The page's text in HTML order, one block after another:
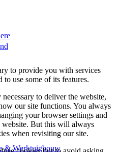
& Werktuigbouw
to provide you with services
use some of its features.
to deliver the website,
our site functions. You always
your browser settings and
But this will always
when revisiting our site.